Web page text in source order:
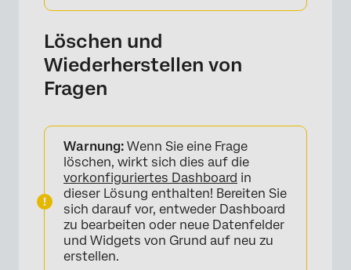
Löschen und
Wiederherstellen von
Fragen
Warnung: Wenn Sie eine Frage
löschen, wirkt sich dies auf die
vorkonfiguriertes Dashboard in
dieser Lösung enthalten! Bereiten Sie
sich darauf vor, entweder Dashboard
zu bearbeiten oder neue Datenfelder
und Widgets von Grund auf neu zu
erstellen.